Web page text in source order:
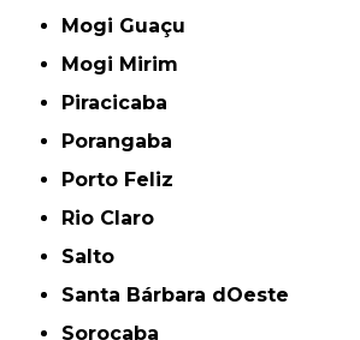
Mogi Guaçu
Mogi Mirim
Piracicaba
Porangaba
Porto Feliz
Rio Claro
Salto
Santa Bárbara dOeste
Sorocaba